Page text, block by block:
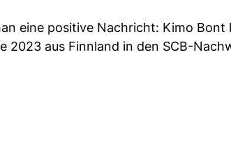
eine positive Nachricht: Kimo Bont
aus Finnland in den SCB-